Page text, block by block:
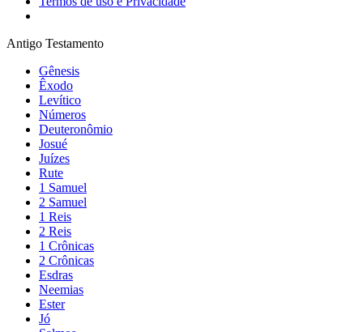
Antigo Testamento
Gênesis
Êxodo
Levítico
Números
Deuteronômio
Josué
Juízes
Rute
1 Samuel
2 Samuel
1 Reis
2 Reis
1 Crônicas
2 Crônicas
Esdras
Neemias
Ester
Jó